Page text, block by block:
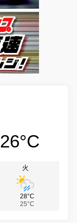
26°C
火
28°C
25°C